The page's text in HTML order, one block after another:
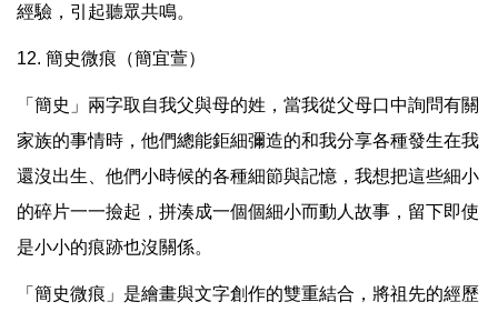
經驗，引起聽眾共鳴。
12. 簡史微痕（簡宜萱）
「簡史」兩字取自我父與母的姓，當我從父母口中詢問有關
家族的事情時，他們總能鉅細彌造的和我分享各種發生在我
還沒出生、他們小時候的各種細節與記憶，我想把這些細小
的碎片一一撿起，拼湊成一個個細小而動人故事，留下即使
是小小的痕跡也沒關係。
「簡史微痕」是繪畫與文字創作的雙重結合，將祖先的經歷